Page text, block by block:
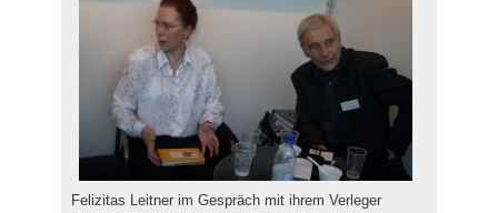
Felizitas Leitner im Gespräch mit ihrem Verleger